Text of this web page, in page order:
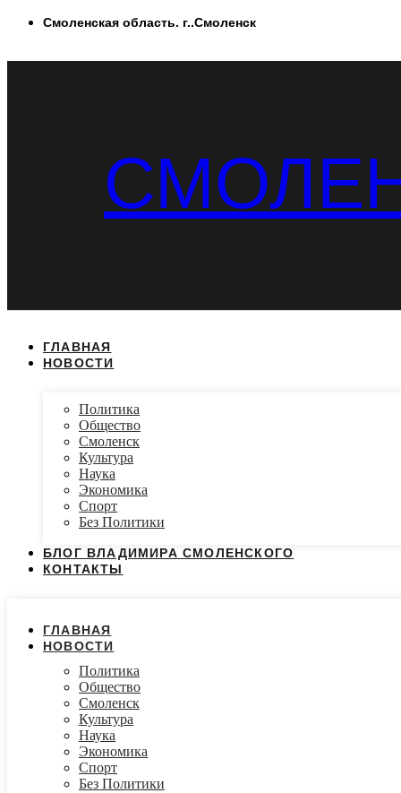
ПерейтиСмоленская область. г..Смоленск
ГЛАВНАЯ
НОВОСТИ
Политика
Общество
Смоленск
Культура
Наука
Экономика
Спорт
Без Политики
БЛОГ ВЛАДИМИРА СМОЛЕНСКОГО
КОНТАКТЫ
ГЛАВНАЯ
НОВОСТИ
Политика
Общество
Смоленск
Культура
Наука
Экономика
Спорт
Без Политики